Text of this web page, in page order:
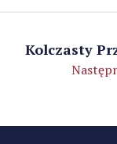
Kolczasty